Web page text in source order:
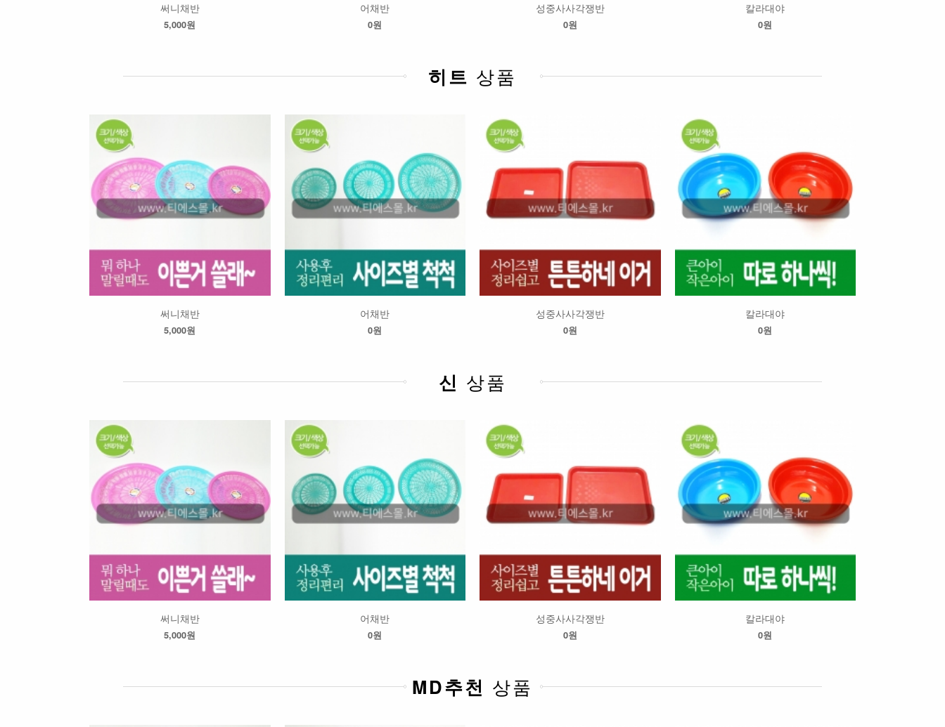
써니채반
5,000원
어채반
0원
성중사사각쟁반
0원
칼라대야
0원
히트 상품
써니채반
5,000원
어채반
0원
성중사사각쟁반
0원
칼라대야
0원
신 상품
써니채반
5,000원
어채반
0원
성중사사각쟁반
0원
칼라대야
0원
MD추천 상품